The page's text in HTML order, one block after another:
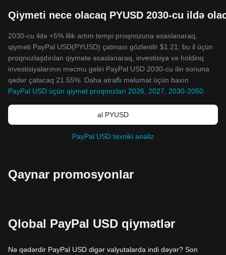
Qiymeti nece olacaq PYUSD 2030-cu ildə
2030-cu ildə +5% illik artım tempi proqnozuna əsaslanaraq,
qiyməti PayPal USD(PYUSD) çatması gözlənilir $1.21; bu il üçün
proqnozlaşdırılan qiymətə əsaslanaraq, investisiya və holdinq
investisiyalarının məcmu gəliri PayPal USD 2030-cu ilin sonuna
qədər çatacaq 21.55%. Daha ətraflı məlumat üçün baxın
PayPal USD üçün qiymət proqnozları 2026, 2027, 2030-2050
al PYUSD
PayPal USD texniki analiz
Qaynar promosyonlar
Qlobal PayPal USD qiymətlər
Nə qədərdir PayPal USD digər valyutalarda indi dəyər? Son